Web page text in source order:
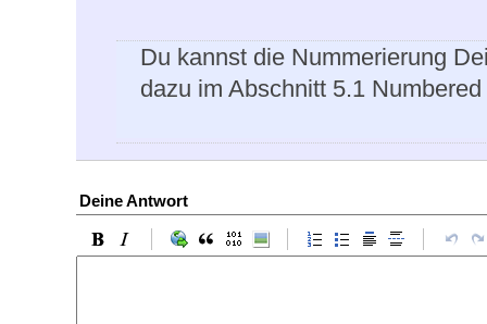
Du kannst die Nummerierung
dazu im Abschnitt 5.1
Deine Antwort